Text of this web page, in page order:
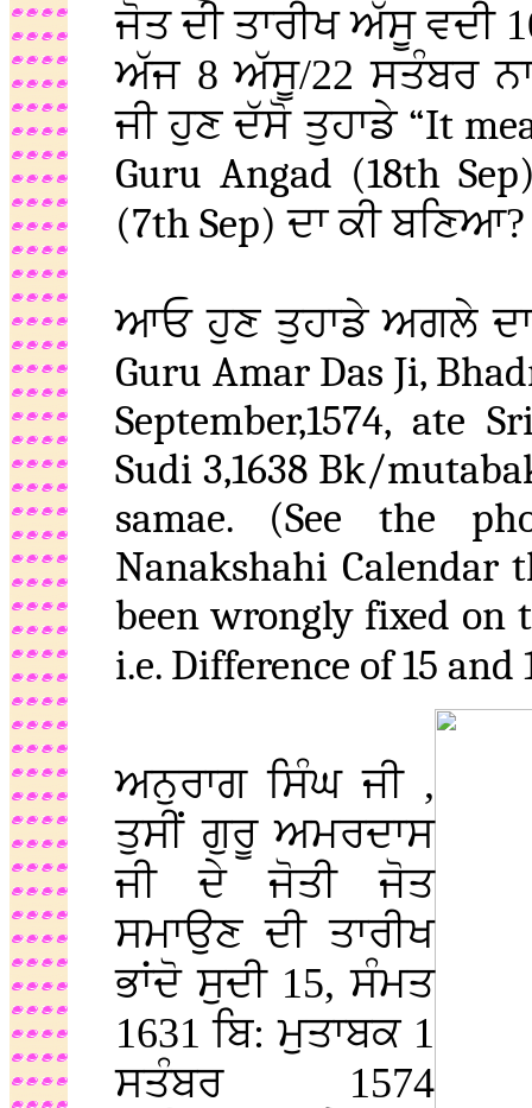
ਜੋਤ ਦੀ ਤਾਰੀਖ ਅੱਸੂ
ਅੱਜ 8 ਅੱਸੂ/22 ਸਤੰਬਰ
ਜੀ ਹੁਣ ਦੱਸੋ ਤੁਹਾਡੇ “It
Guru Angad (18th
(7th Sep) ਦਾ ਕੀ ਬਣਿਆ?
ਆਓ ਹੁਣ ਤੁਹਾਡੇ ਅਗਲੇ
Guru Amar Das Ji,
September,1574, ate
Sudi 3,1638 Bk/
samae. (See the
Nanakshahi Calendar
been wrongly fixed on
i.e. Difference of 15 and
ਅਨੁਰਾਗ ਸਿੰਘ ਜੀ ,
ਤੁਸੀਂ ਗੁਰੂ ਅਮਰਦਾਸ
ਜੀ ਦੇ ਜੋਤੀ ਜੋਤ
ਸਮਾਉਣ ਦੀ ਤਾਰੀਖ
ਭਾਂਦੋ ਸੁਦੀ 15, ਸੰਮਤ
1631 ਬਿ: ਮੁਤਾਬਕ 1
ਸਤੰਬਰ 1574